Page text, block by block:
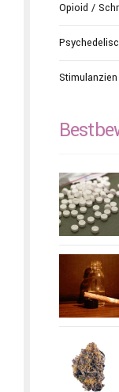
Opioid /
Stimulanzien